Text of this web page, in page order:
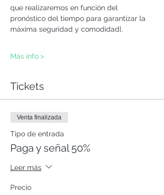
que realizaremos en función del
pronóstico del tiempo para garantizar la
máxima seguridad y comodidad].
Más info >
Tickets
Venta finalizada
Tipo de entrada
Paga y señal 50%
Leer más
Precio